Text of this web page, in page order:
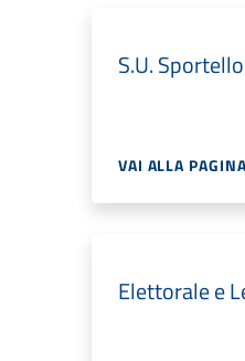
S.U.
VAI ALLA PAGINA
Elettorale e